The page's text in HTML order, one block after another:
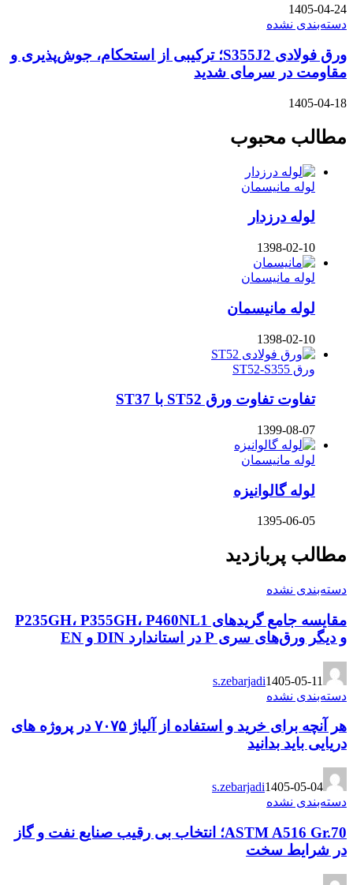
1405-04-24
دسته‌بندی نشده
ورق فولادی S355J2؛ ترکیبی از استحکام، جوش‌پذیری و
مقاومت در سرمای شدید
1405-04-18
مطالب محبوب
لوله مانیسمان
لوله درزدار
1398-02-10
لوله مانیسمان
لوله مانیسمان
1398-02-10
ورق ST52-S355
تفاوت تفاوت ورق ST52 با ST37
1399-08-07
لوله مانیسمان
لوله گالوانیزه
1395-06-05
مطالب پربازدید
دسته‌بندی نشده
مقایسه جامع گریدهای P235GH، P355GH، P460NL1
و دیگر ورق‌های سری P در استاندارد DIN و EN
s.zebarjadi1405-05-11
دسته‌بندی نشده
هر آنچه برای خرید و استفاده از آلیاژ ۷۰۷۵ در پروژه های
دریایی باید بدانید
s.zebarjadi1405-05-04
دسته‌بندی نشده
ASTM A516 Gr.70؛ انتخاب بی رقیب صنایع نفت و گاز
در شرایط سخت